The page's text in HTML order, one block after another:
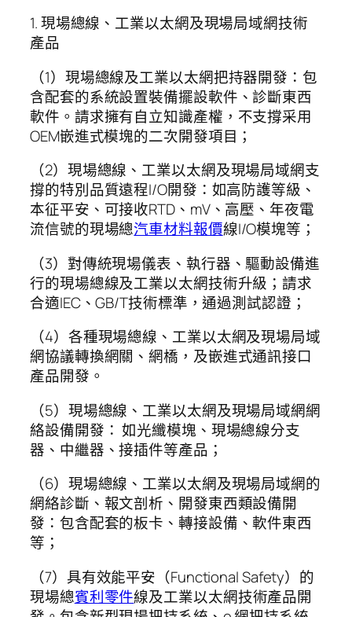
1. 現場總線、工業以太網及現場局域網技術
產品
（1）現場總線及工業以太網把持器開發：包
含配套的系統設置裝備擺設軟件、診斷東西
軟件。請求擁有自立知識產權，不支撐采用
OEM嵌進式模塊的二次開發項目；
（2）現場總線、工業以太網及現場局域網支
撐的特別品質遠程I/O開發：如高防護等級、
本征平安、可接收RTD、mV、高壓、年夜電
流信號的現場總汽車材料報價線I/O模塊等；
（3）對傳統現場儀表、執行器、驅動設備進
行的現場總線及工業以太網技術升級；請求
合適IEC、GB/T技術標準，通過測試認證；
（4）各種現場總線、工業以太網及現場局域
網協議轉換網關、網橋，及嵌進式通訊接口
產品開發。
（5）現場總線、工業以太網及現場局域網網
絡設備開發： 如光纖模塊、現場總線分支
器、中繼器、接插件等產品；
（6）現場總線、工業以太網及現場局域網的
網絡診斷、報文剖析、開發東西類設備開
發：包含配套的板卡、轉接設備、軟件東西
等；
（7）具有效能平安（Functional Safety）的
現場總賓利零件線及工業以太網技術產品開